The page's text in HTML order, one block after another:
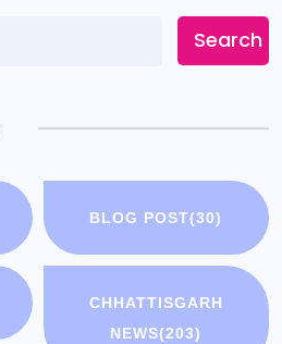
Search
BLOG POST(30)
CHHATTISGARH
NEWS(203)